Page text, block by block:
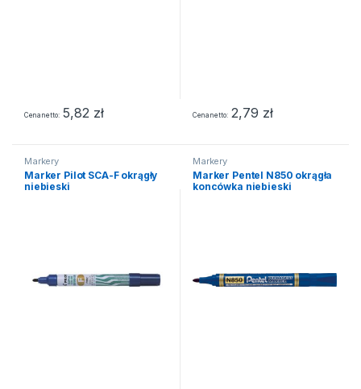
Cena netto 5,82 zł Cena netto 2,79 zł
Markery
Marker Pilot SCA-F okrągły
niebieski
Markery
Marker Pentel N850 okrągła
koncówka niebieski